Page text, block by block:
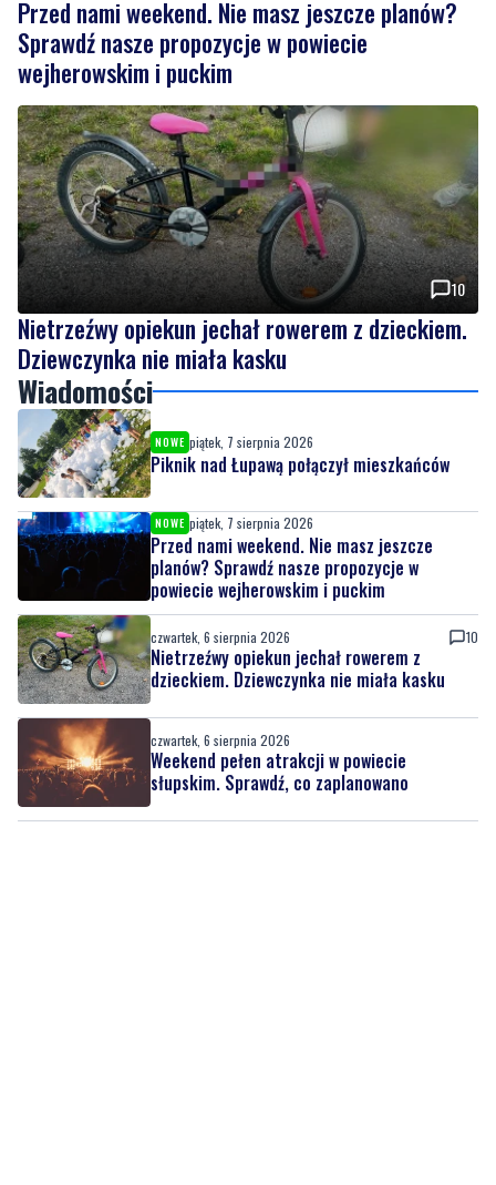
Przed nami weekend. Nie masz jeszcze planów?
Sprawdź nasze propozycje w powiecie
wejherowskim i puckim
10
Nietrzeźwy opiekun jechał rowerem z dzieckiem.
Dziewczynka nie miała kasku
Wiadomości
NOWE piątek, 7 sierpnia 2026
Piknik nad Łupawą połączył mieszkańców
NOWE piątek, 7 sierpnia 2026
Przed nami weekend. Nie masz jeszcze
planów? Sprawdź nasze propozycje w
powiecie wejherowskim i puckim
czwartek, 6 sierpnia 2026 10
Nietrzeźwy opiekun jechał rowerem z
dzieckiem. Dziewczynka nie miała kasku
czwartek, 6 sierpnia 2026
Weekend pełen atrakcji w powiecie
słupskim. Sprawdź, co zaplanowano